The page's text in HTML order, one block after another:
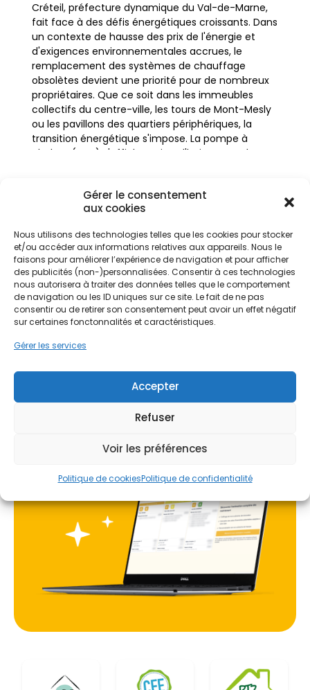
Gérer le consentement
aux cookies
Nous utilisons des technologies telles que les cookies pour stocker
et/ou accéder aux informations relatives aux appareils. Nous le
faisons pour améliorer l’expérience de navigation et pour afficher
des publicités (non-)personnalisées. Consentir à ces technologies
nous autorisera à traiter des données telles que le comportement
de navigation ou les ID uniques sur ce site. Le fait de ne pas
consentir ou de retirer son consentement peut avoir un effet négatif
sur certaines fonctonnalités et caractéristiques.
Gérer les services
Accepter
Refuser
Voir les préférences
Politique de cookiesPolitique de confidentialité
Créteil, préfecture dynamique du Val-de-Marne,
fait face à des défis énergétiques croissants. Dans
un contexte de hausse des prix de l'énergie et
d'exigences environnementales accrues, le
remplacement des systèmes de chauffage
obsolètes devient une priorité pour de nombreux
propriétaires. Que ce soit dans les immeubles
collectifs du centre-ville, les tours de Mont-Mesly
ou les pavillons des quartiers périphériques, la
transition énergétique s'impose. La pompe à
chaleur (PAC) s'affiche aujourd'hui comme la
l'empreinte carbone.
L'habitat créteilois est diversifié, allant des grands
ensembles aux maisons individuelles situées près
du lac. Cette variété architecturale nécessite une
approche sur mesure pour l'installation de
chauffage PAC. Le climat océanique dégradé de
la région Île-de-France, caractérisé par des hivers
relativement doux mais humides et des étés
parfois chauds, est particulièrement propice au
pour ce système à Créteil, c'est choisir une
technologie adaptée aux spécificités locales,
capable de fournir un confort thermique optimal
toute l'année, du quartier des Bordières à celui de
Ne passez pas à côté de vos
aides !
Faites vite, les budgets
MaPrimeRénov' sont annuels et
limités. Les dossiers sont traités
par ordre d'arrivée.
Contactez-nous maintenant
pour maximiser vos aides !
Je prends rdv !